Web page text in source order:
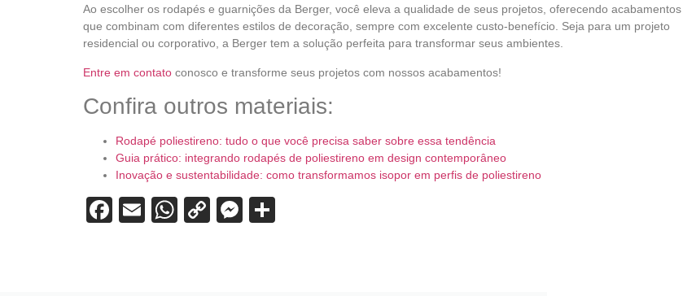
Ao escolher os rodapés e guarnições da Berger, você eleva a qualidade de seus projetos, oferecendo acabamentos
que combinam com diferentes estilos de decoração, sempre com excelente custo-benefício. Seja para um projeto
residencial ou corporativo, a Berger tem a solução perfeita para transformar seus ambientes.
Entre em contato conosco e transforme seus projetos com nossos acabamentos!
Confira outros materiais:
Rodapé poliestireno: tudo o que você precisa saber sobre essa tendência
Guia prático: integrando rodapés de poliestireno em design contemporâneo
Inovação e sustentabilidade: como transformamos isopor em perfis de poliestireno
Facebook
EmailWhatsApp
CopyMessenger